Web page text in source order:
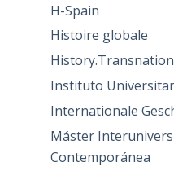
H-Spain
Histoire globale
Instituto
Internationale
Máster
Contemporánea